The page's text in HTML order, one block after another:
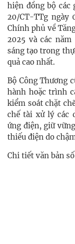
hiện đồng bộ
20/CT-TTg ngày
Chính phủ về
2025 và các
sáng tạo trong
quả cao nhất.
Bộ Công Thương
hành hoặc trình
kiểm soát chặt
chế tài xử lý các
ứng điện, giữ
thiếu điện do
Chi tiết văn bản